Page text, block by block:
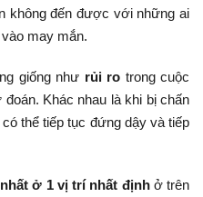
không đến được với những ai
may mắn.
giống như rủi ro trong cuộc
Khác nhau là khi bị chấn
thể tiếp tục đứng dậy và tiếp
ở 1 vị trí nhất địnhở trên